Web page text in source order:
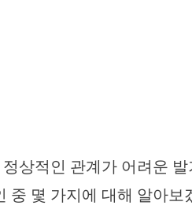
상적인 관계가 어려운
중 몇 가지에 대해 알아보